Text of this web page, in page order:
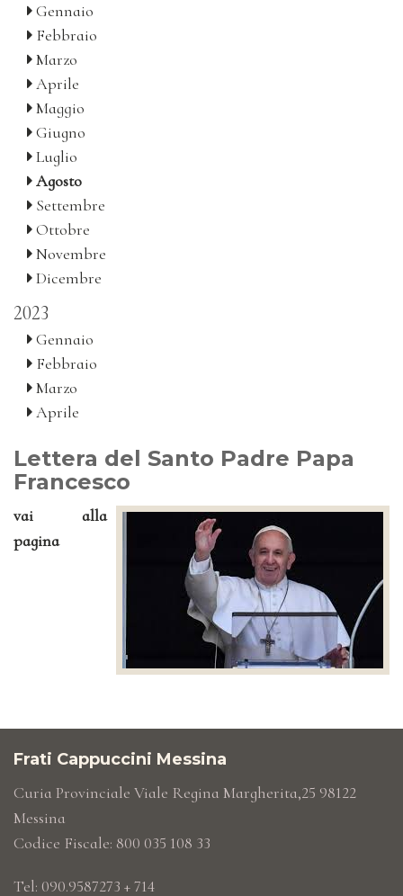
Gennaio
Febbraio
Marzo
Aprile
Maggio
Giugno
Luglio
Agosto
Settembre
Ottobre
Novembre
Dicembre
2023
Gennaio
Febbraio
Marzo
Aprile
Lettera del Santo Padre Papa
Francesco
vai alla
pagina
Frati Cappuccini Messina
Curia Provinciale Viale Regina Margherita,25 98122
Messina
Codice Fiscale: 800 035 108 33
Tel: 090.9587273 + 714